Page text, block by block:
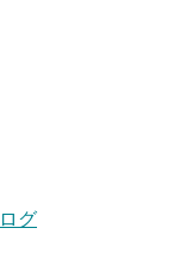
グ